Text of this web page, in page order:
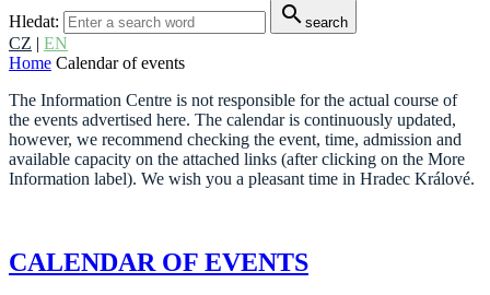
Hledat: search search
CZ | EN
Home Calendar of events
The Information Centre is not responsible for the actual course of
the events advertised here. The calendar is continuously updated,
however, we recommend checking the event, time, admission and
available capacity on the attached links (after clicking on the More
Information label). We wish you a pleasant time in Hradec Králové.
CALENDAR OF EVENTS